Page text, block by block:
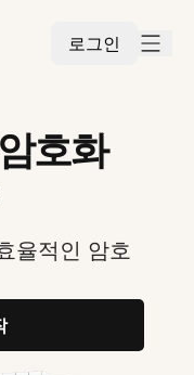
로그인
호화
율적인 암호